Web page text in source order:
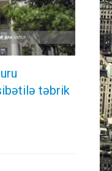
təbrik